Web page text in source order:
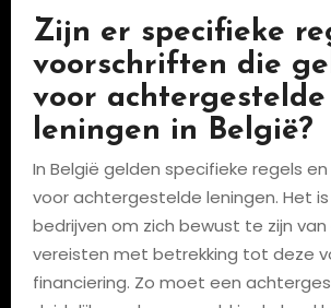
Zijn er specifieke
voorschriften die
voor achtergestelde
leningen in België?
In België gelden specifieke regels
voor achtergestelde leningen. Het
bedrijven om zich bewust te zijn
vereisten met betrekking tot deze
financiering. Zo moet een